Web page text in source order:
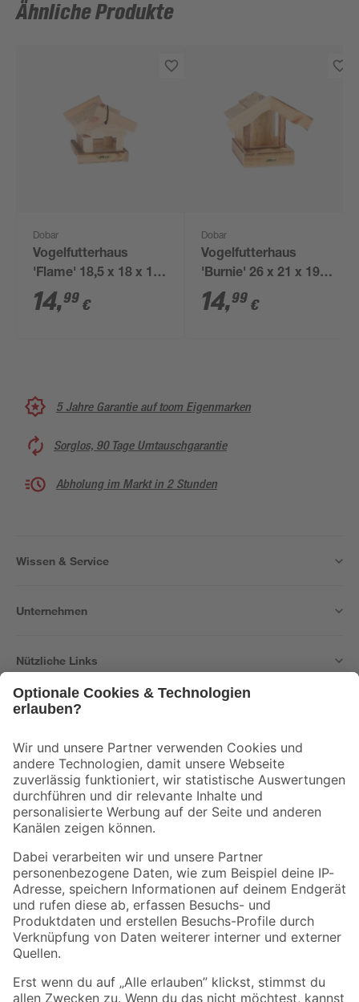
Ähnliche Produkte
Dobar
Vogelfutterhaus
'Flame' 18,5 x 18 x 19
cm
14,99 €
Dobar
Vogelfutterhaus
'Burnie' 26 x 21 x 19
cm
14,99 €
5 Jahre Garantie auf toom Eigenmarken
Sorglos, 90 Tage Umtauschgarantie
Abholung im Markt in 2 Stunden
Wissen & Service
Unternehmen
Nützliche Links
Der toom Newsletter: Keine Angebote und Aktionen mehr verpassen!
Zur Newsletter Anmeldung
Folge uns
Zahlungsarten Versandarten
Sicher einkaufen